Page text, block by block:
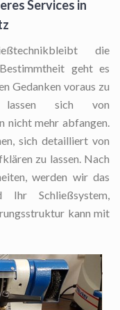
Services in
die
geht es
Gedanken voraus zu
lassen sich von
nicht mehr abfangen.
sich detailliert von
zu lassen. Nach
werden wir das
Ihr Schließsystem,
kann mit